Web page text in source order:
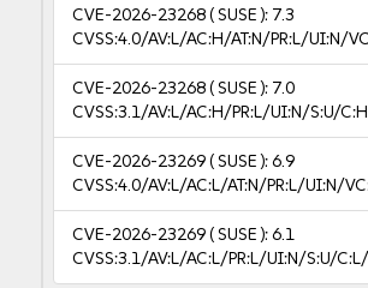
CVE-2026-23268( SUSE ): 7.3
CVSS:4.0/AV:L/AC:H/AT:N/PR:L/UI:N/
CVE-2026-23268( SUSE ): 7.0
CVSS:3.1/AV:L/AC:H/PR:L/UI:N/S:U/
CVE-2026-23269( SUSE ):6.9
CVSS:4.0/AV:L/AC:L/AT:N/PR:L/UI:N/
CVE-2026-23269( SUSE ):6.1
CVSS:3.1/AV:L/AC:L/PR:L/UI:N/S:U/